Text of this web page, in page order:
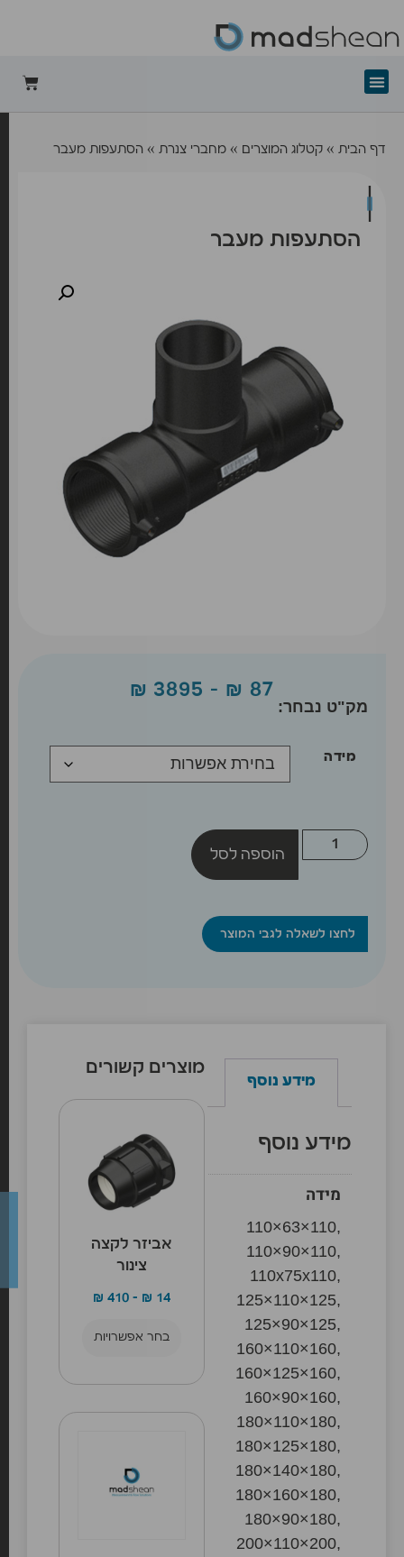
דף הבית » קטלוג המוצרים » מחברי צנרת » הסתעפות מעבר
הסתעפות מעבר
₪ 87
–
₪ 3895
מידה
הוספה לסל
לחצו לשאלה לגבי המוצר
מידע נוסף
מידע נוסף
מידה
110×63×110,
110×90×110,
110x75x110,
125×110×125,
125×90×125,
160×110×160,
160×125×160,
160×90×160,
180×110×180,
180×125×180,
180×140×180,
180×160×180,
180×90×180,
200×110×200,
מוצרים קשורים
אביזר לקצה
צינור
₪ 14
–
₪ 410
בחר אפשרויות